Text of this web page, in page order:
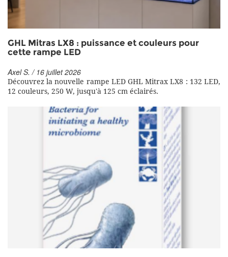
GHL Mitras LX8 : puissance et couleurs pour
cette rampe LED
Axel S. / 16 juillet 2026
Découvrez la nouvelle rampe LED GHL Mitrax LX8 : 132 LED,
12 couleurs, 250 W, jusqu'à 125 cm éclairés.